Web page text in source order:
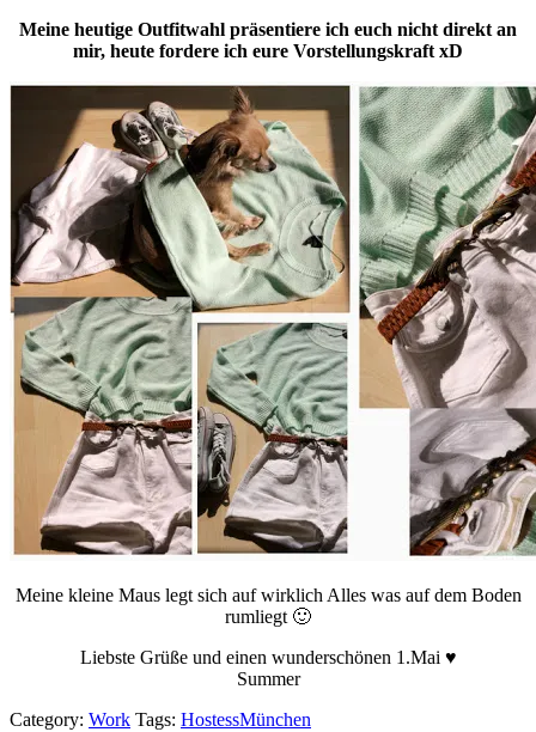
Meine heutige Outfitwahl präsentiere ich euch nicht direkt an
mir, heute fordere ich eure Vorstellungskraft xD
Meine kleine Maus legt sich auf wirklich Alles was auf dem Boden
rumliegt 🙂
Liebste Grüße und einen wunderschönen 1.Mai ♥
Summer
Category: Work Tags: HostessMünchen